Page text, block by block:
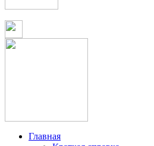
Главная